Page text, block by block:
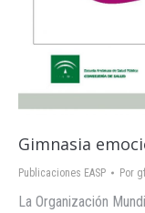
Gimnasia
Publicaciones EASP Por
La Organización